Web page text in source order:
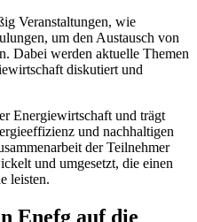
Veranstaltungen, wie
um den Austausch von
Dabei werden aktuelle Themen
diskutiert und
Energiewirtschaft und trägt
und nachhaltigen
der Teilnehmer
und umgesetzt, die einen
leisten.
Enefg auf die